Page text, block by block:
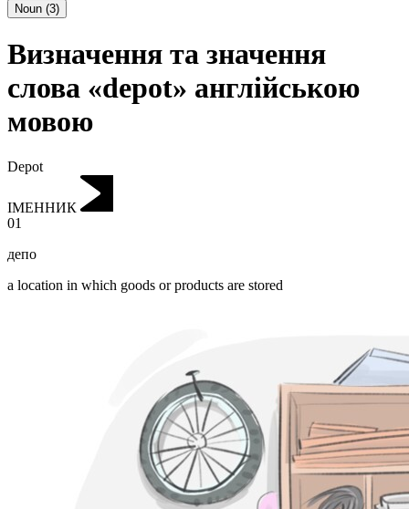
Noun (3)
Визначення та значення
слова «depot» англійською
мовою
Depot
ІМЕННИК
01
депо
a location in which goods or products are stored